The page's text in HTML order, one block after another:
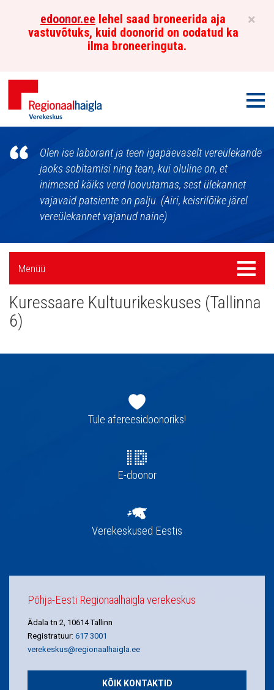
×
edoonor.ee lehel saad broneerida aja
vastuvõtuks, kuid doonorid on oodatud ka
ilma broneeringuta.
Põhja-
Eesti
Regionaalhaigla
Verekeskus
Olen ise laborant ja teen igapäevaselt vereülekande
jaoks sobitamisi ning tean, kui oluline on, et
inimesed käiks verd loovutamas, sest ülekannet
vajavaid patsiente on palju. (Airi, keisrilõike järel
vereülekannet vajanud naine)
Külgpaani
navigatsioon
Menüü
Menüü
Kuressaare Kultuurikeskuses (Tallinna
6)
navigatsioonTule afereesidoonoriks!
E-doonor
Verekeskused Eestis
Põhja-Eesti Regionaalhaigla verekeskus
Ädala tn 2, 10614 Tallinn
Registratuur: 617 3001
verekeskus@regionaalhaigla.ee
KÕIK KONTAKTID